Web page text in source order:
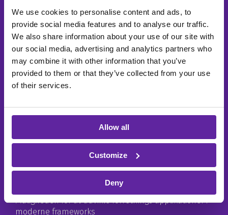
We use cookies to personalise content and ads, to
provide social media features and to analyse our traffic.
We also share information about your use of our site with
our social media, advertising and analytics partners who
may combine it with other information that you’ve
provided to them or that they’ve collected from your use
of their services.
Allow all
Customize
Deny
strategi
Ønsket om at gå mod Open Source
(F.eks. PostgreSQL)
#2
Kunder vil have simple licensmodeller og nedbringe
Muligheden for at udvikle forretnings applikationer i
moderne frameworks